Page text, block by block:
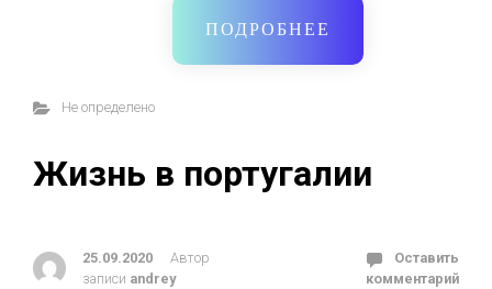
ПОДРОБНЕЕ
Не определено
Жизнь в португалии
25.09.2020
Автор
записи andrey
Оставить
комментарий